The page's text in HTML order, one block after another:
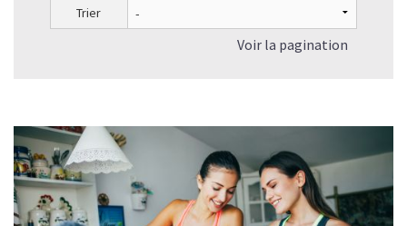
Trier
Voir la pagination